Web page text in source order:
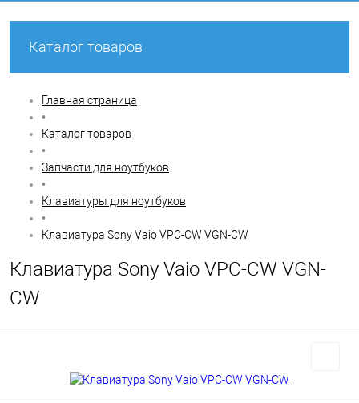
Каталог товаров
Главная страница
•
Каталог товаров
•
Запчасти для ноутбуков
•
Клавиатуры для ноутбуков
•
Клавиатура Sony Vaio VPC-CW VGN-CW
Клавиатура Sony Vaio VPC-CW VGN-
CW